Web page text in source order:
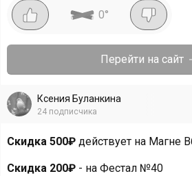
0°
Перейти на сайт
Ксения Буланкина
24 подписчика
Скидка 500₽ действует на Магне
Скидка 200₽ - на Фестал №40